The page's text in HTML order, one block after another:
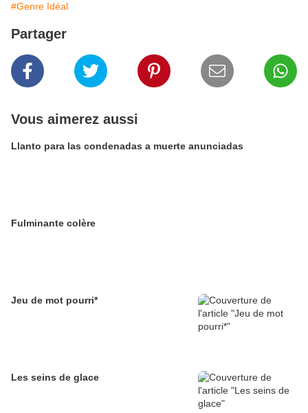
#Genre Idéal
Partager
Vous aimerez aussi
Llanto para las condenadas a muerte anunciadas
Fulminante colère
Jeu de mot pourri*
Les seins de glace